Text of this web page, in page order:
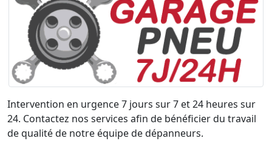
Intervention en urgence 7 jours sur 7 et 24 heures sur
24. Contactez nos services afin de bénéficier du travail
de qualité de notre équipe de dépanneurs.